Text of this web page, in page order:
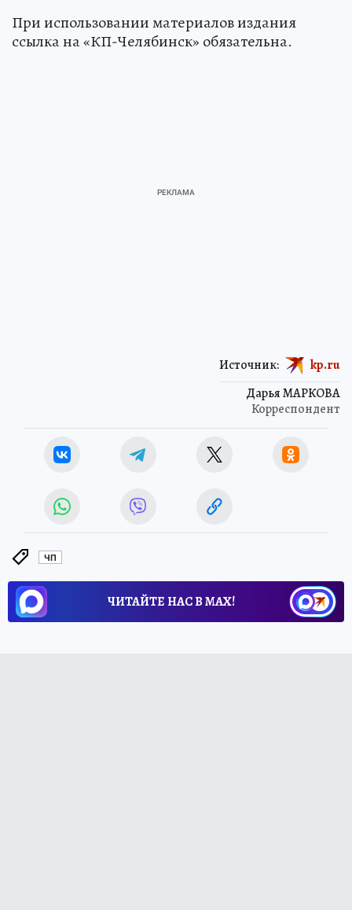
При использовании материалов издания
ссылка на «КП-Челябинск» обязательна.
Дарья МАРКОВА
Корреспондент
Источник: kp.ru
ЧП
ЧИТАЙТЕ НАС В МАХ!